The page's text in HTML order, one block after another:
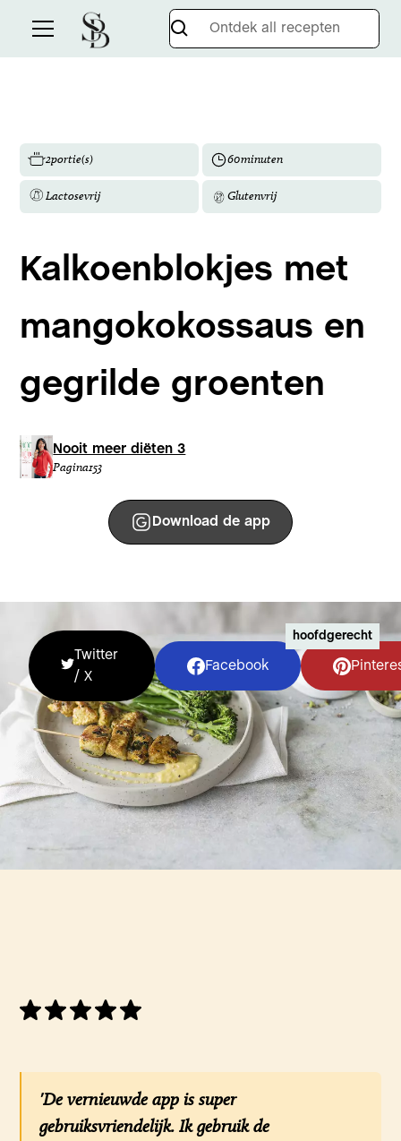
2portie(s) 60minuten
Lactosevrij Glutenvrij
Kalkoenblokjes met
mangokokossaus en
gegrilde groenten
Nooit meer diëten 3
Pagina153
Download de app
Twitter
/ X
Facebook
hoofdgerecht
'De vernieuwde app is super
gebruiksvriendelijk. Ik gebruik de